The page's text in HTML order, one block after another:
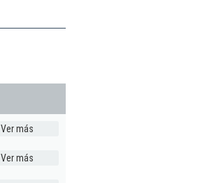
Ver más
Ver más